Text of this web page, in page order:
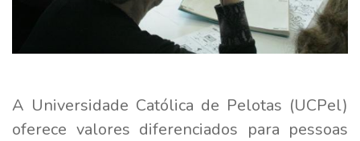
A Universidade Católica de Pelotas (UCPel)
oferece valores diferenciados para pessoas